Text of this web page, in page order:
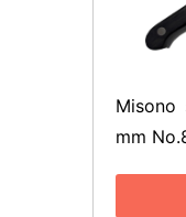
Misono
mm